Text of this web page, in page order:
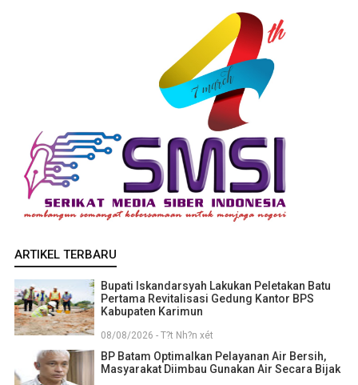
ARTIKEL TERBARU
Bupati Iskandarsyah Lakukan Peletakan Batu
Pertama Revitalisasi Gedung Kantor BPS
Kabupaten Karimun
08/08/2026 - T?t Nh?n xét
BP Batam Optimalkan Pelayanan Air Bersih,
Masyarakat Diimbau Gunakan Air Secara Bijak